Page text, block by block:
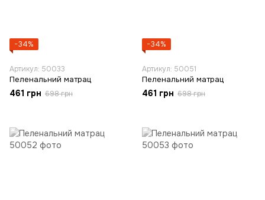
−34%
Артикул: 50033
Пеленальний матрац
461 грн 698 грн
−34%
Артикул: 50051
Пеленальний матрац
461 грн 698 грн